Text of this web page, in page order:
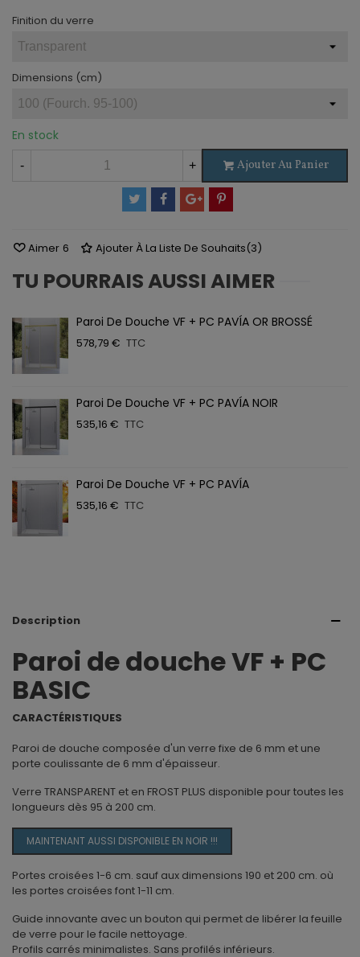
Finition du verre
Dimensions (cm)
En stock
- + Ajouter Au Panier
Aimer 6 Ajouter À La Liste De Souhaits(3)
TU POURRAIS AUSSI AIMER
Paroi De Douche VF + PC PAVÍA OR BROSSÉ
578,79 € TTC
Paroi De Douche VF + PC PAVÍA NOIR
535,16 € TTC
Paroi De Douche VF + PC PAVÍA
535,16 € TTC
Description
Paroi de douche VF + PC
BASIC
CARACTÉRISTIQUES
Paroi de douche composée d'un verre fixe de 6 mm et une
porte coulissante de 6 mm d'épaisseur.
Verre TRANSPARENT et en FROST PLUS disponible pour toutes les
longueurs dès 95 à 200 cm.
MAINTENANT AUSSI DISPONIBLE EN NOIR !!!
Portes croisées 1-6 cm. sauf aux dimensions 190 et 200 cm. où
les portes croisées font 1-11 cm.
Guide innovante avec un bouton qui permet de libérer la feuille
de verre pour le facile nettoyage.
Profils carrés minimalistes. Sans profilés inférieurs.